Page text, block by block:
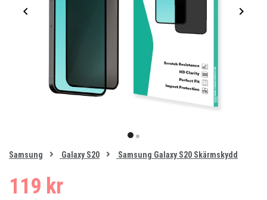
item
01
of
Samsung Galaxy S20 Samsung Galaxy S20 Skärmskydd
119 kr